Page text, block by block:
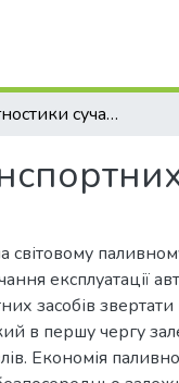
Засоби діагностики сучасних автотранспортних засобів
світовому
експлуатації
засобів звертати
в першу чергу
Економія